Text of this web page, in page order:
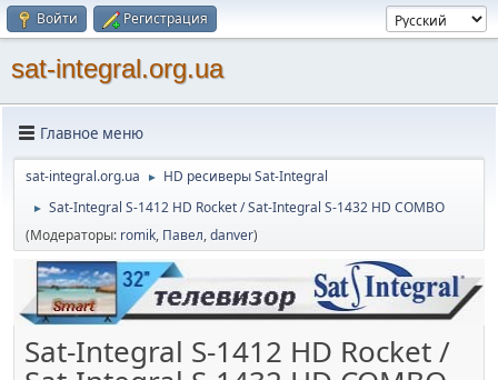
Войти Регистрация
sat-integral.org.ua
Главное меню
sat-integral.org.ua ► HD ресиверы Sat-Integral
►
Sat-Integral S-1412 HD Rocket / Sat-Integral S-1432 HD COMBO
(Модераторы: romik, Павел,danver)
Sat-Integral S-1412 HD Rocket /